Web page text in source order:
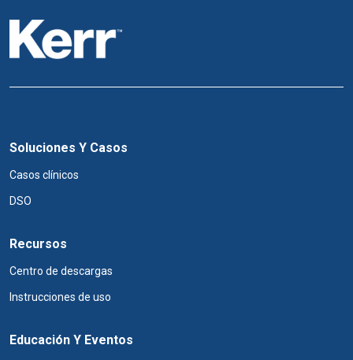
Soluciones Y Casos
Casos clínicos
DSO
Recursos
Centro de descargas
Instrucciones de uso
Educación Y Eventos